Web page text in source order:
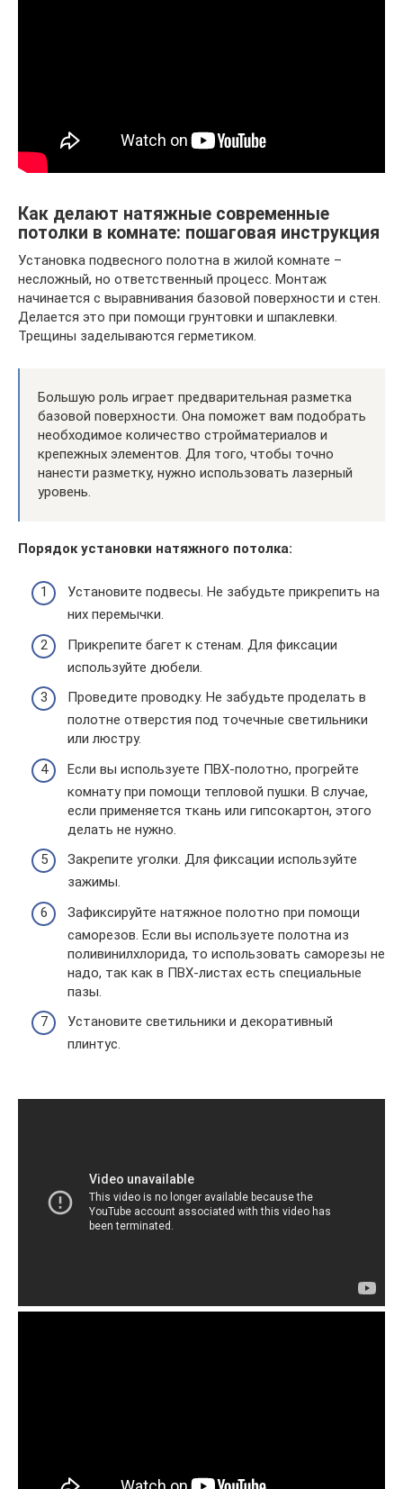
Как делают натяжные современные
потолки в комнате: пошаговая инструкция
Установка подвесного полотна в жилой комнате –
несложный, но ответственный процесс. Монтаж
начинается с выравнивания базовой поверхности и стен.
Делается это при помощи грунтовки и шпаклевки.
Трещины заделываются герметиком.
Большую роль играет предварительная разметка
базовой поверхности. Она поможет вам подобрать
необходимое количество стройматериалов и
крепежных элементов. Для того, чтобы точно
нанести разметку, нужно использовать лазерный
уровень.
Порядок установки натяжного потолка:
Установите подвесы. Не забудьте прикрепить на
них перемычки.
Прикрепите багет к стенам. Для фиксации
используйте дюбели.
Проведите проводку. Не забудьте проделать в
полотне отверстия под точечные светильники
или люстру.
Если вы используете ПВХ-полотно, прогрейте
комнату при помощи тепловой пушки. В случае,
если применяется ткань или гипсокартон, этого
делать не нужно.
Закрепите уголки. Для фиксации используйте
зажимы.
Зафиксируйте натяжное полотно при помощи
саморезов. Если вы используете полотна из
поливинилхлорида, то использовать саморезы не
надо, так как в ПВХ-листах есть специальные
пазы.
Установите светильники и декоративный
плинтус.